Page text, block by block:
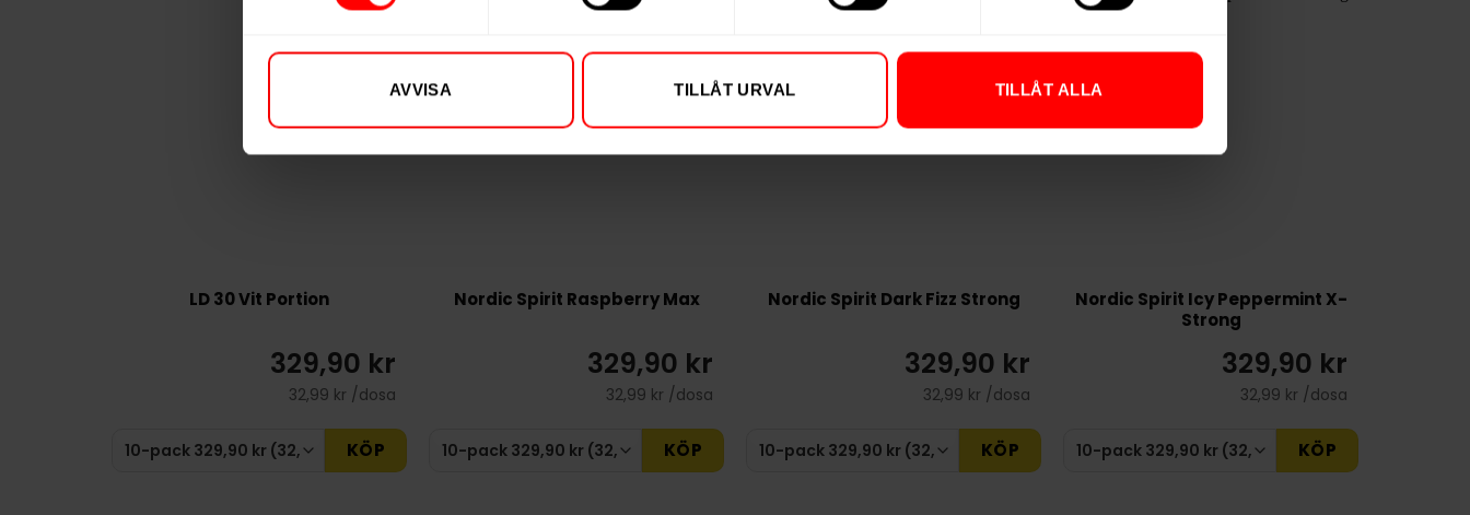
AVVISA TILLÅT URVAL TILLÅT ALLA
LD 30 Vit Portion
329,90 kr
32,99 kr /dosa
KÖP
Nordic Spirit Raspberry Max
329,90 kr
32,99 kr /dosa
KÖP
Nordic Spirit Dark Fizz Strong
329,90 kr
32,99 kr /dosa
KÖP
Nordic Spirit Icy Peppermint X-
Strong
329,90 kr
32,99 kr /dosa
KÖP